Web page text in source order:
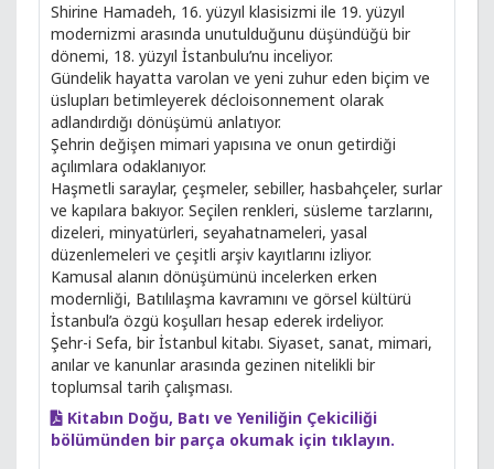
Shirine Hamadeh, 16. yüzyıl klasisizmi ile 19. yüzyıl
modernizmi arasında unutulduğunu düşündüğü bir
dönemi, 18. yüzyıl İstanbulu’nu inceliyor.
Gündelik hayatta varolan ve yeni zuhur eden biçim ve
üslupları betimleyerek décloisonnement olarak
adlandırdığı dönüşümü anlatıyor.
Şehrin değişen mimari yapısına ve onun getirdiği
açılımlara odaklanıyor.
Haşmetli saraylar, çeşmeler, sebiller, hasbahçeler, surlar
ve kapılara bakıyor. Seçilen renkleri, süsleme tarzlarını,
dizeleri, minyatürleri, seyahatnameleri, yasal
düzenlemeleri ve çeşitli arşiv kayıtlarını izliyor.
Kamusal alanın dönüşümünü incelerken erken
modernliği, Batılılaşma kavramını ve görsel kültürü
İstanbul’a özgü koşulları hesap ederek irdeliyor.
Şehr-i Sefa, bir İstanbul kitabı. Siyaset, sanat, mimari,
anılar ve kanunlar arasında gezinen nitelikli bir
toplumsal tarih çalışması.
Kitabın Doğu, Batı ve Yeniliğin Çekiciliği
bölümünden bir parça okumak için tıklayın.